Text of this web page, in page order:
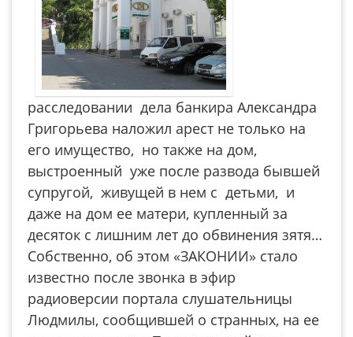
расследовании дела банкира Александра
Григорьева наложил арест не только на
его имущество, но также на дом,
выстроенный уже после развода бывшей
супругой, живущей в нем с детьми, и
даже на дом ее матери, купленный за
десяток с лишним лет до обвинения зятя…
Собственно, об этом «ЗАКОНИИ» стало
известно после звонка в эфир
радиоверсии портала слушательницы
Людмилы, сообщившей о странных, на ее